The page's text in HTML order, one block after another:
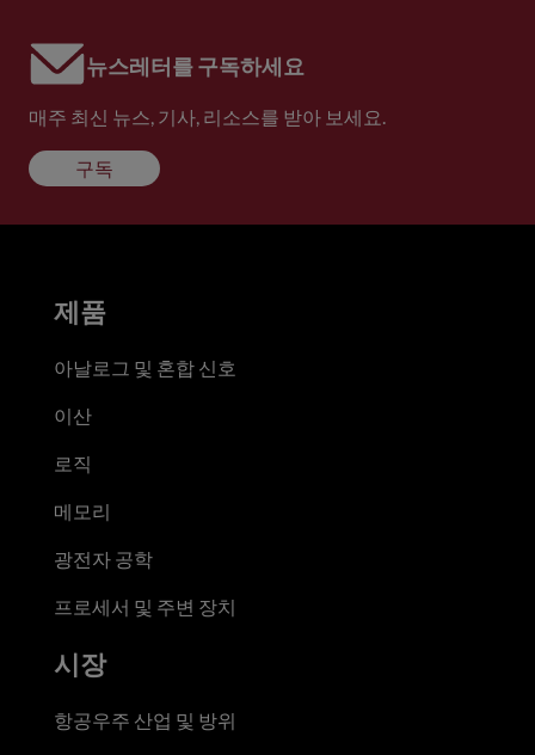
뉴스레터를 구독하세요
매주 최신 뉴스, 기사, 리소스를 받아 보세요.
구독
제품
아날로그 및 혼합 신호
이산
로직
메모리
광전자 공학
프로세서 및 주변 장치
시장
항공우주 산업 및 방위